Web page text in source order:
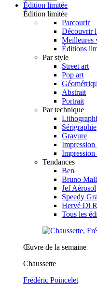
Édition limitée
Édition limitée
Parcourir
Découvrir
Meilleures
Éditions
Par style
Street art
Pop art
Abstrait
Portrait
Par technique
Sérigraphie
Gravure
Tendances
Ben
Bruno
Jef Aérosol
Speedy
Hervé Di
Tous les
Œuvre de la semaine
Chaussette
Frédéric Poincelet